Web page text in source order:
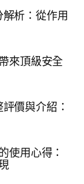
析：從作用
來頂級安全
價與介紹：
使用心得：